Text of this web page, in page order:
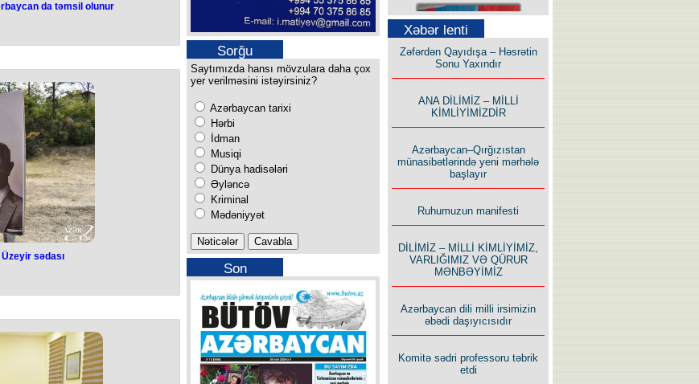
da təmsil olunur
sədası
Sorğu
Saytımızda hansı mövzulara daha çox
yer verilməsini istəyirsiniz?
Azərbaycan tarixi
Hərbi
İdman
Musiqi
Dünya hadisələri
Əyləncə
Kriminal
Mədəniyyət
Son
buraxılışımız
Bu yolda mən varam!
İlham İsmayıl yazır:
edən beş şərt
Xəbər lenti
Zəfərdən Qayıdışa – Həsrətin
Sonu Yaxındır
ANA DİLİMİZ – MİLLİ
KİMLİYİMİZDİR
Azərbaycan–Qırğızıstan
münasibətlərində yeni mərhələ
başlayır
Ruhumuzun manifesti
DİLİMİZ – MİLLİ KİMLİYİMİZ,
VARLIĞIMIZ VƏ QÜRUR
MƏNBƏYİMİZ
Azərbaycan dili milli irsimizin
əbədi daşıyıcısıdır
Komitə sədri professoru təbrik
etdi